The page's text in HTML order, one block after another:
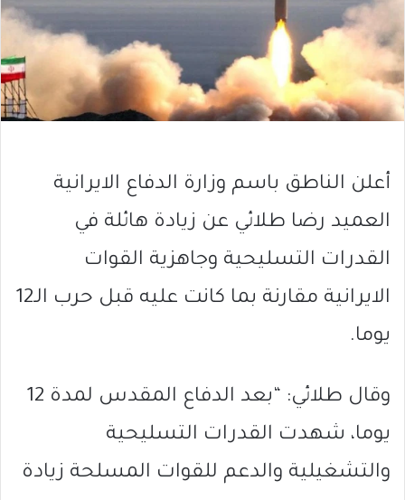
أعلن الناطق باسم وزارة الدفاع الايرانية
العميد رضا طلائي عن زيادة هائلة في
القدرات التسليحية وجاهزية القوات
الايرانية مقارنة بما كانت عليه قبل حرب الـ12
يوما.
وقال طلائي: “بعد الدفاع المقدس لمدة 12
يوما، شهدت القدرات التسليحية
والتشغيلية والدعم للقوات المسلحة زيادة